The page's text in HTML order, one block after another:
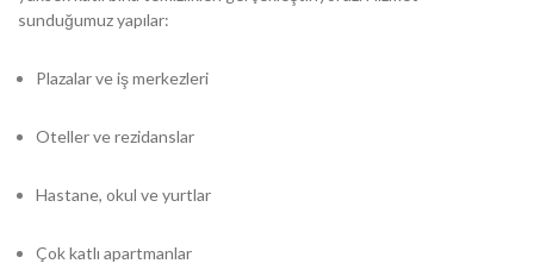
sunduğumuz yapılar:
Plazalar ve iş merkezleri
Oteller ve rezidanslar
Hastane, okul ve yurtlar
Çok katlı apartmanlar